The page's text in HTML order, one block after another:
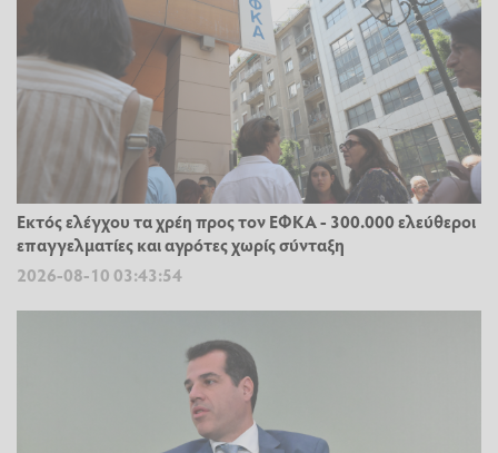
Εκτός ελέγχου τα χρέη προς τον ΕΦΚΑ - 300.000 ελεύθεροι
επαγγελματίες και αγρότες χωρίς σύνταξη
2026-08-10 03:43:54